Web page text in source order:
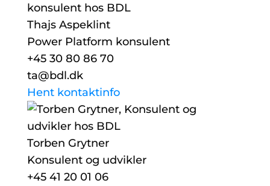
Thajs Aspeklint
Power Platform konsulent
+45 30 80 86 70
ta@bdl.dk
Hent kontaktinfo
Torben Grytner
Konsulent og udvikler
+45 41 20 01 06